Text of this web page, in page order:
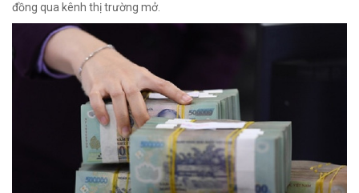
đồng qua kênh thị trường mở.